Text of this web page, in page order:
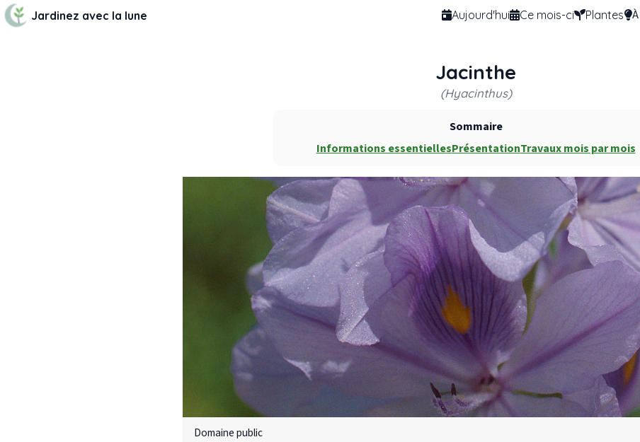
Jardinez avec la lune Aujourd'hui Ce mois-ci Plantes
Jacinthe
(Hyacinthus)
Sommaire
Informations essentiellesPrésentationTravaux mois par mois
Domaine public